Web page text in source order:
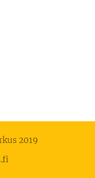
2019